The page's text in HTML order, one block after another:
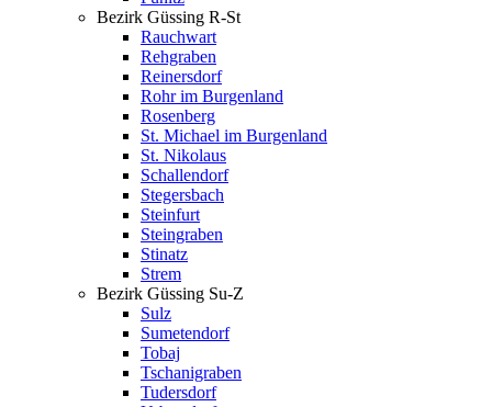
Bezirk Güssing R-St
Rauchwart
Rehgraben
Reinersdorf
Rohr im Burgenland
Rosenberg
St. Michael im Burgenland
St. Nikolaus
Schallendorf
Stegersbach
Steinfurt
Steingraben
Stinatz
Strem
Bezirk Güssing Su-Z
Sulz
Sumetendorf
Tobaj
Tschanigraben
Tudersdorf